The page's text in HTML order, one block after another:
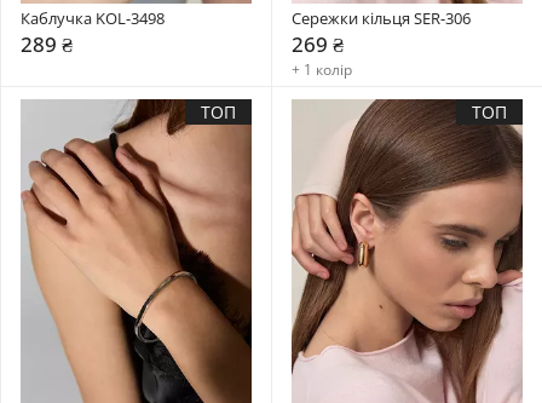
Каблучка KOL-3498
289 ₴
Сережки кільця SER-306
269 ₴
+ 1 колір
ТОП ТОП